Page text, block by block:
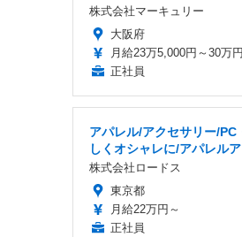
株式会社マーキュリー
大阪府
月給23万5,000円～30万円
正社員
アパレル/アクセサリー/
しくオシャレに/アパレル
株式会社ロードス
東京都
月給22万円～
正社員